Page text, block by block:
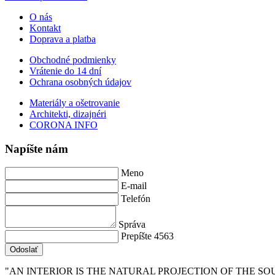
O nás
Kontakt
Doprava a platba
Obchodné podmienky
Vrátenie do 14 dní
Ochrana osobných údajov
Materiály a ošetrovanie
Architekti, dizajnéri
CORONA INFO
Napíšte nám
Meno
E-mail
Telefón
Správa
Prepíšte 4563
Odoslať
"AN INTERIOR IS THE NATURAL PROJECTION OF THE